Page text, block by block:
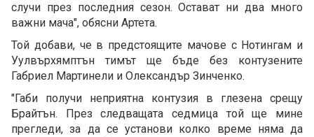
случи през последния сезон. Остават ни два много
важни мача", обясни Артета.
Той добави, че в предстоящите мачове с Нотингам и
Уулвърхямптън тимът ще бъде без контузените
Габриел Мартинели и Олександър Зинченко.
"Габи получи неприятна контузия в глезена срещу
Брайтън. През следващата седмица той ще мине
прегледи, за да се установи колко време няма да